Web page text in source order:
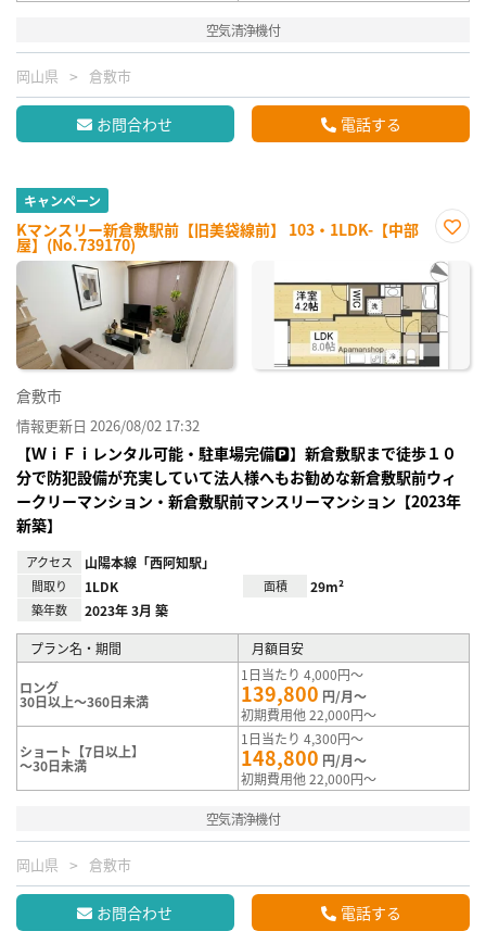
空気清浄機付
岡山県 倉敷市
お問合わせ 電話する
キャンペーン
Kマンスリー新倉敷駅前【旧美袋線前】 103・1LDK-【中部
屋】(No.739170)
に入
り登
倉敷市
情報更新日 2026/08/02 17:32
【ＷｉＦｉレンタル可能・駐車場完備🅿】新倉敷駅まで徒歩１０
分で防犯設備が充実していて法人様へもお勧めな新倉敷駅前ウィ
ークリーマンション・新倉敷駅前マンスリーマンション【2023年
新築】
アクセス 山陽本線「西阿知駅」
間取り 1LDK 面積 29m²
築年数 2023年 3月 築
プラン名・期間 月額目安
ロング
30日以上～360日未満
1日当たり 4,000円～
139,800 円/月～
初期費用他 22,000円～
ショート【7日以上】
～30日未満
1日当たり 4,300円～
148,800 円/月～
初期費用他 22,000円～
空気清浄機付
岡山県 倉敷市
お問合わせ 電話する